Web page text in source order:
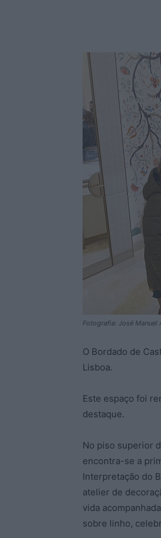
Fotografia: José Manuel
O Bordado de
Lisboa.
Este espaço foi
destaque.
No piso superior
encontra-se a
Interpretação do
atelier de
vida
sobre linho,